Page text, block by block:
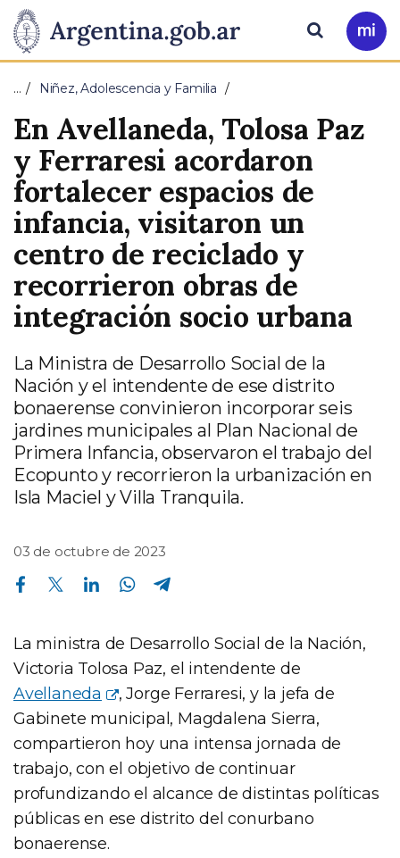
Presidencia
de
la
Nación
Pasar al contenido principal
Ir
a
Buscar
… Niñez, Adolescencia y Familia
En Avellaneda, Tolosa Paz
y Ferraresi acordaron
fortalecer espacios de
infancia, visitaron un
centro de reciclado y
recorrieron obras de
integración socio urbana
La Ministra de Desarrollo Social de la
Nación y el intendente de ese distrito
bonaerense convinieron incorporar seis
jardines municipales al Plan Nacional de
Primera Infancia, observaron el trabajo del
Ecopunto y recorrieron la urbanización en
Isla Maciel y Villa Tranquila.
03 de octubre de 2023
Compartir en Facebook Compartir en Twitter Compartir en Linkedin Compartir en Whatsapp
La ministra de Desarrollo Social de la Nación,
Victoria Tolosa Paz, el intendente de
Avellaneda
, Jorge Ferraresi, y la jefa de
Gabinete municipal, Magdalena Sierra,
compartieron hoy una intensa jornada de
trabajo, con el objetivo de continuar
profundizando el alcance de distintas políticas
públicas en ese distrito del conurbano
bonaerense.